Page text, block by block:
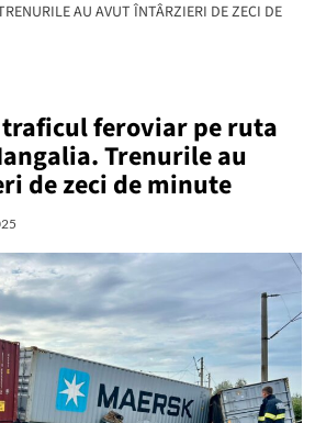
AU AVUT ÎNTÂRZIERI DE ZECI DE
feroviar pe ruta
Trenurile au
de zeci de minute